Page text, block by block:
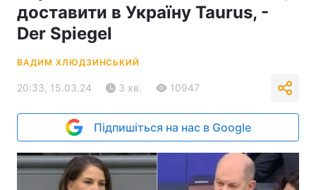
доставити в Україну Taurus, -
Der Spiegel
ВАДИМ ХЛЮДЗИНСЬКИЙ
20:33, 15.03.24 3 хв. 10947
Підпишіться на нас в Google